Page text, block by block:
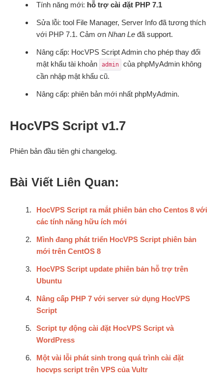
Tính năng mới: hỗ trợ cài đặt PHP 7.1
Sửa lỗi: tool File Manager, Server Info đã tương thích
với PHP 7.1. Cảm ơn Nhan Le đã support.
Nâng cấp: HocVPS Script Admin cho phép thay đổi
mật khẩu tài khoản
admin
của phpMyAdmin không
cần nhập mật khẩu cũ.
Nâng cấp: phiên bản mới nhất phpMyAdmin.
HocVPS Script v1.7
Phiên bản đầu tiên ghi changelog.
Bài Viết Liên Quan:
HocVPS Script ra mắt phiên bản cho Centos 8 với
các tính năng hữu ích mới
Mình đang phát triển HocVPS Script phiên bản
mới trên CentOS 8
HocVPS Script update phiên bản hỗ trợ trên
Ubuntu
Nâng cấp PHP 7 với server sử dụng HocVPS
Script
Script tự động cài đặt HocVPS Script và
WordPress
Một vài lỗi phát sinh trong quá trình cài đặt
hocvps script trên VPS của Vultr